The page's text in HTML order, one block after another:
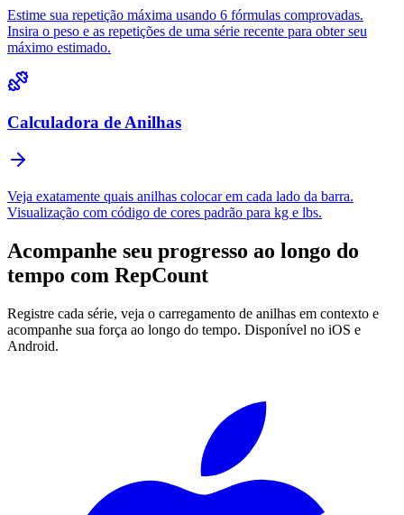
Estime sua repetição máxima usando 6 fórmulas comprovadas.
Insira o peso e as repetições de uma série recente para obter seu
máximo estimado.
Calculadora de Anilhas
Veja exatamente quais anilhas colocar em cada lado da barra.
Visualização com código de cores padrão para kg e lbs.
Acompanhe seu progresso ao longo do
tempo com RepCount
Registre cada série, veja o carregamento de anilhas em contexto e
acompanhe sua força ao longo do tempo. Disponível no iOS e
Android.